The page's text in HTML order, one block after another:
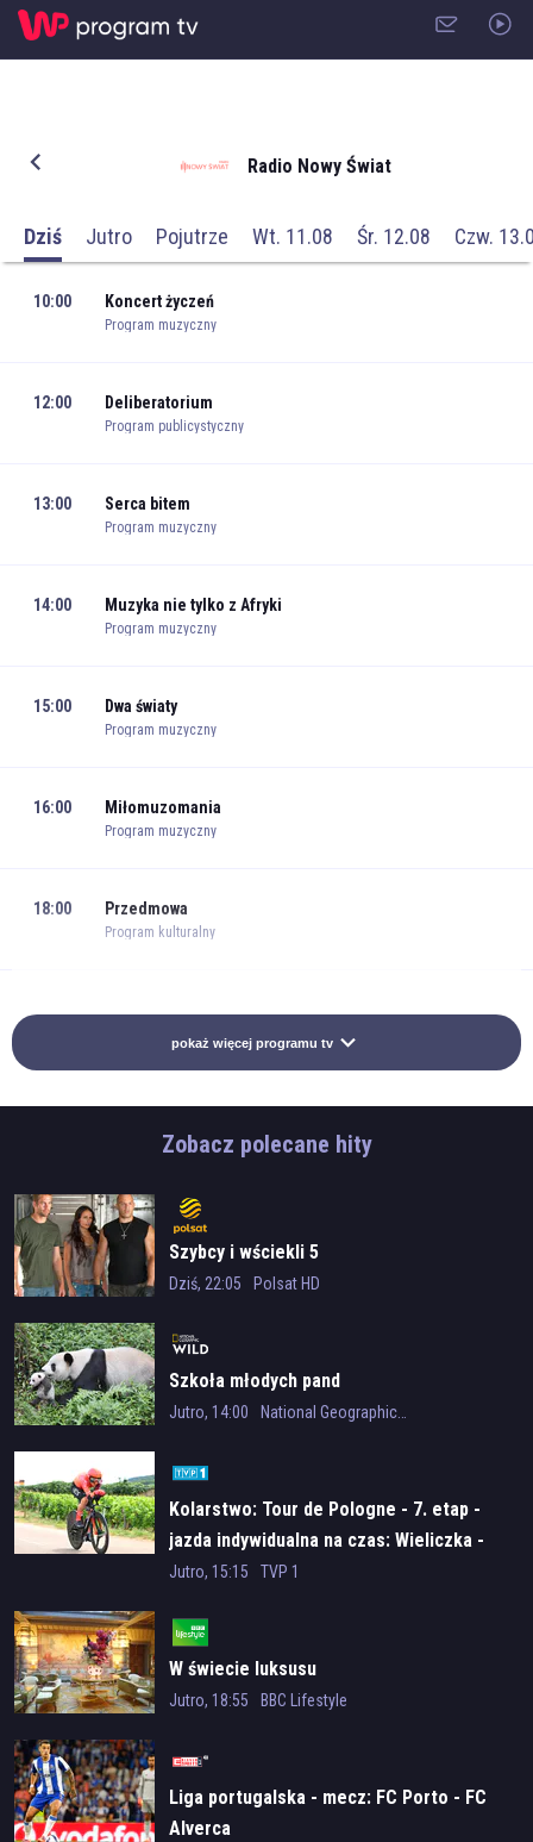
Radio Nowy Świat
Dziś Jutro Pojutrze Wt. 11.08 Śr. 12.08 Czw.
10:00 Koncert życzeń
Program muzyczny
12:00 Deliberatorium
Program publicystyczny
13:00 Serca bitem
Program muzyczny
14:00 Muzyka nie tylko z Afryki
Program muzyczny
15:00 Dwa światy
Program muzyczny
16:00 Miłomuzomania
Program muzyczny
18:00 Przedmowa
Program kulturalny
pokaż więcej programu tv
Zobacz polecane hity
Szybcy i wściekli 5
Dziś, 22:05 Polsat HD
Szkoła młodych pand
Jutro, 14:00
Kolarstwo: Tour de Pologne - 7. etap -
jazda indywidualna na czas: Wieliczka -
Wieliczka
Jutro, 15:15 TVP 1
W świecie luksusu
Jutro, 18:55 BBC Lifestyle
Liga portugalska - mecz: FC Porto - FC
Alverca